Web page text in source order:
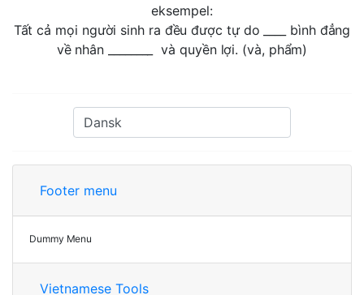
eksempel:
Tất cả mọi người sinh ra đều được tự do ____ bình đẳng
về nhân ________ và quyền lợi. (và, phẩm)
Footer menu
Dummy Menu
Vietnamese Tools